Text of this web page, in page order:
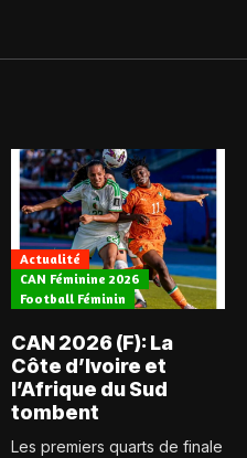
Actualité
CAN Féminine 2026
Football Féminin
CAN 2026 (F): La
Côte d’Ivoire et
l’Afrique du Sud
tombent
Les premiers quarts de finale